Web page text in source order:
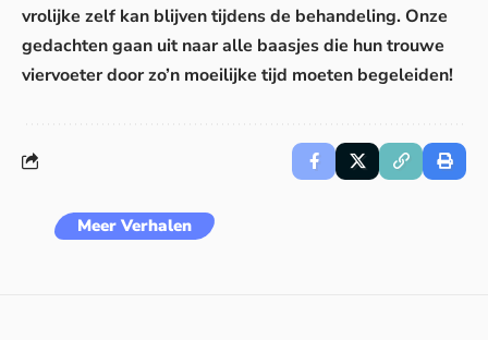
vrolijke zelf kan blijven tijdens de behandeling. Onze
gedachten gaan uit naar alle baasjes die hun trouwe
viervoeter door zo’n moeilijke tijd moeten begeleiden!
Meer Verhalen